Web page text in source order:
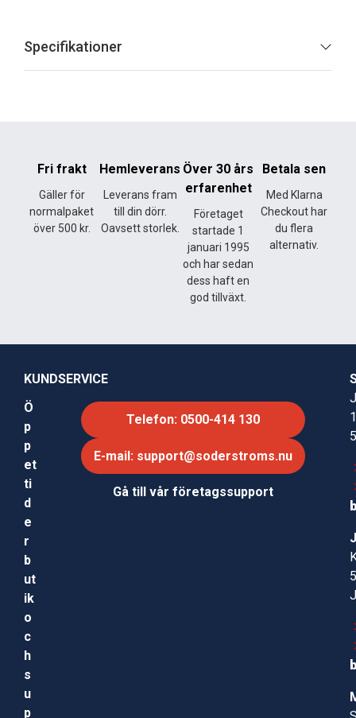
Specifikationer
Fri frakt
Gäller för
normalpaket
över 500 kr.
Hemleverans
Leverans fram
till din dörr.
Oavsett storlek.
Över 30 års
erfarenhet
Företaget
startade 1
januari 1995
och har sedan
dess haft en
god tillväxt.
Betala sen
Med Klarna
Checkout har
du flera
alternativ.
KUNDSERVICE
Ö
p
p
et
ti
d
e
r
b
ut
ik
o
c
h
s
u
p
Telefon: 0500-414 130
E-mail: support@soderstroms.nu
Gå till vår företagssupport